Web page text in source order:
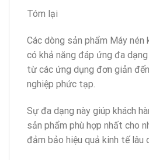
Tóm lại
Các dòng sản phẩm Máy nén
có khả năng đáp ứng đa
từ các ứng dụng đơn giản
nghiệp phức tạp.
Sự đa dạng này giúp khách
sản phẩm phù hợp nhất cho
đảm bảo hiệu quả kinh tế lâu